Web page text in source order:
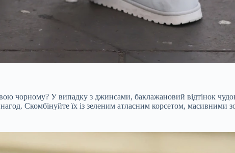
чорному? У випадку з джинсами, баклажановий відтінок
Скомбінуйте їх із зеленим атласним корсетом,